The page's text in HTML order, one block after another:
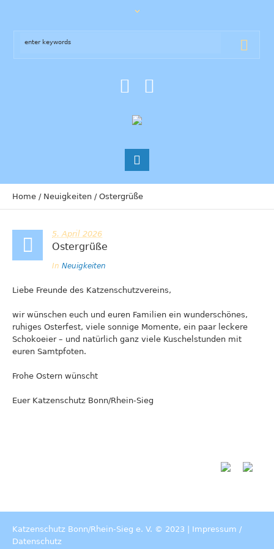
Home / Neuigkeiten / Ostergrüße
5. April 2026
Ostergrüße
In Neuigkeiten
Liebe Freunde des Katzenschutzvereins,
wir wünschen euch und euren Familien ein wunderschönes,
ruhiges Osterfest,viele sonnige Momente, ein paar leckere
Schokoeier – und natürlich ganz viele Kuschelstunden mit
euren Samtpfoten.
Frohe Ostern wünscht
Euer Katzenschutz Bonn/Rhein-Sieg
Katzenschutz Bonn/Rhein-Sieg e. V. © 2023 | Impressum /
Datenschutz